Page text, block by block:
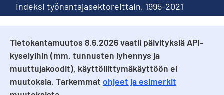
indeksi työnantajasektoreittain, 1995-2021
Tietokantamuutos 8.6.2026 vaatii päivityksiä API-
kyselyihin (mm. tunnusten lyhennys ja
muuttujakoodit), käyttöliittymäkäyttöön ei
muutoksia. Tarkemmat ohjeet ja esimerkit